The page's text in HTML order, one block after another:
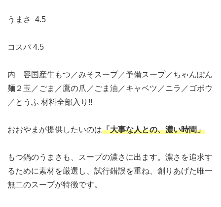
うまさ 4.5
コスパ 4.5
内 容国産牛もつ／みそスープ／予備スープ／ちゃんぽん
麺２玉／ごま／鷹の爪／ごま油／キャベツ／ニラ／ゴボウ
／とうふ 材料全部入り!!
おおやまが提供したいのは「大事な人との、濃い時間」
もつ鍋のうまさも、スープの濃さに出ます。濃さを追求す
るために素材を厳選し、試行錯誤を重ね、創りあげた唯一
無二のスープが特徴です。